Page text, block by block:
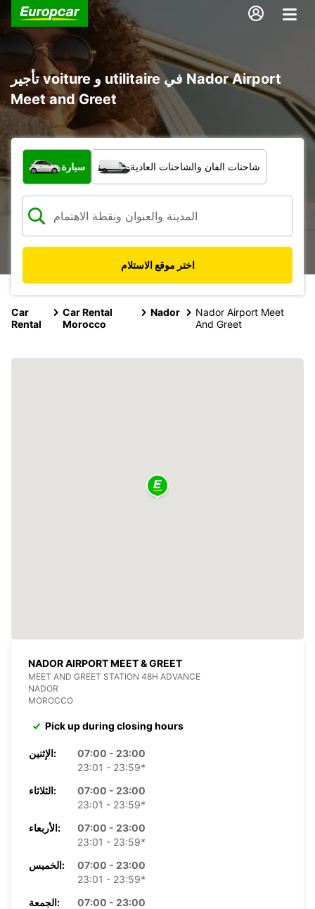
تأجير voiture و utilitaire في Nador Airport
Meet and Greet
ما نوع المركبة؟
سيارة شاحنات الفان والشاحنات العادية
اختر موقع الاستلام
Car
Rental
Car Rental
Morocco
Nador
Nador Airport Meet
And Greet
NADOR AIRPORT MEET & GREET
MEET AND GREET STATION 48H ADVANCE
NADOR
MOROCCO
Pick up during closing hours
الإثنين:
07:00 - 23:00
23:01 - 23:59*
الثلاثاء:
07:00 - 23:00
23:01 - 23:59*
الأربعاء:
07:00 - 23:00
23:01 - 23:59*
الخميس:
07:00 - 23:00
23:01 - 23:59*
الجمعة:
07:00 - 23:00